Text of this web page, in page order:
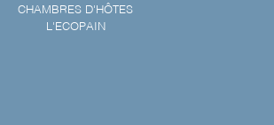
CHAMBRES D'HÔTES
L'ECOPAIN